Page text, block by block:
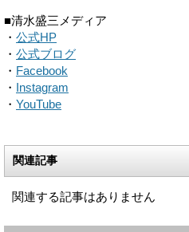
■清水盛三メディア
・ 公式HP
・ 公式ブログ
・ Facebook
・
Instagram
・ YouTube
関連記事
関連する記事はありません